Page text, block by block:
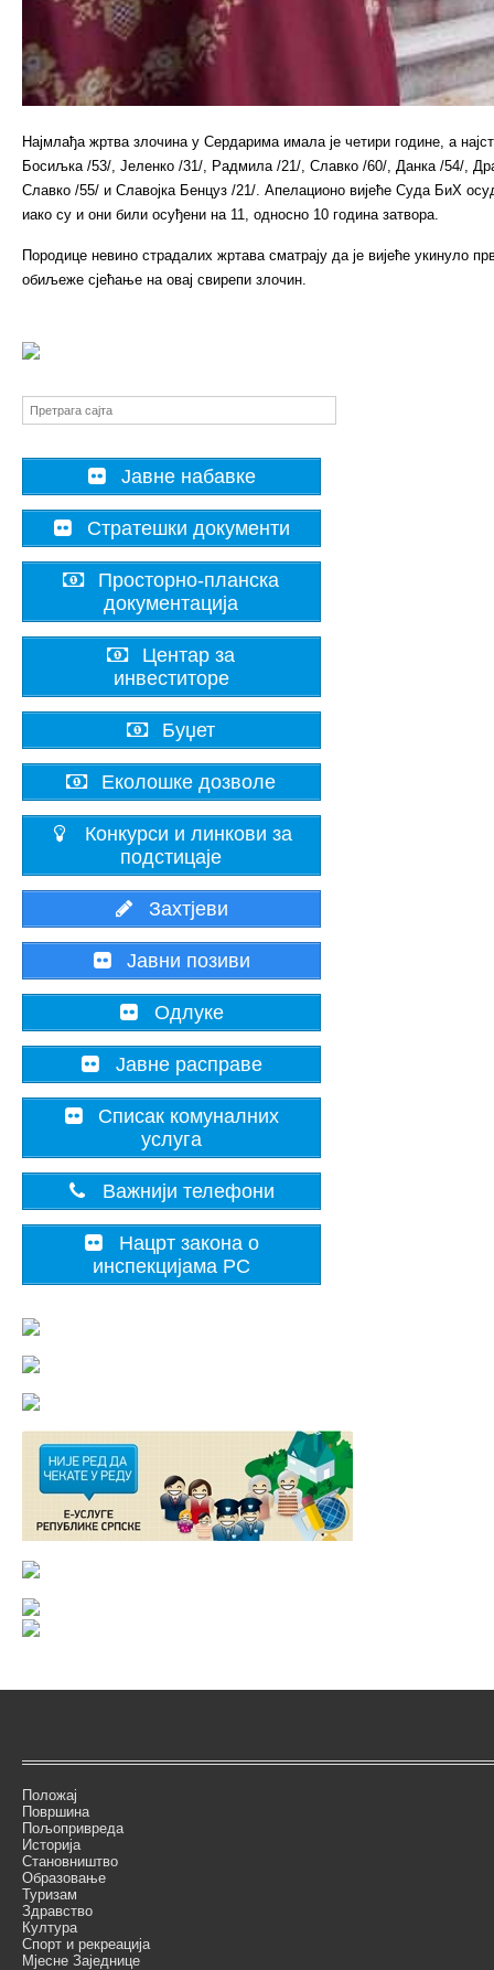
Најмлађа жртва злочина у Сердарима имала је четири године, а
Босиљка /53/, Јеленко /31/, Радмила /21/, Славко /60/, Данка /54/,
Славко /55/ и Славојка Бенцуз /21/. Апелационо вијеће Суда БиХ
иако су и они били осуђени на 11, односно 10 година затвора.
Породице невино страдалих жртава сматрају да је вијеће укинуло
обиљеже сјећање на овај свирепи злочин.
Јавне набавке
Стратешки документи
Просторно-планска
документација
Центар за
инвеститоре
Буџет
Еколошке дозволе
Конкурси и линкови за
подстицаје
Захтјеви
Јавни позиви
Одлуке
Јавне расправе
Списак комуналних
услуга
Важнији телефони
Нацрт закона о
инспекцијама РС
Положај
Површина
Пољопривреда
Историја
Становништво
Образовање
Туризам
Здравство
Култура
Спорт и рекреација
Мјесне Заједнице